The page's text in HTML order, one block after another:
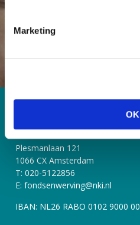
m
c
Marketing
OK
Plesmanlaan 121
1066 CX Amsterdam
T: 020-5122856
E: fondsenwerving@nki.nl
IBAN: NL26 RABO 0102 9000 00